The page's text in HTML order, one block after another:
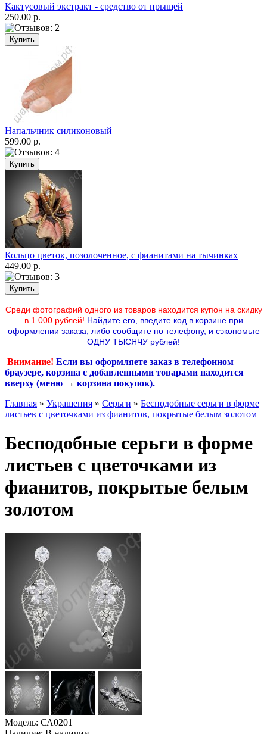
Кактусовый экстракт - средство от прыщей
250.00 р.
Напальчник силиконовый
599.00 р.
Кольцо цветок, позолоченное, с фианитами на тычинках
449.00 р.
Среди фотографий одного из товаров находится купон на скидку
в 1.000 рублей! Найдите его, введите код в корзине при
оформлении заказа, либо сообщите по телефону, и сэкономьте
ОДНУ ТЫСЯЧУ рублей!
Внимание! Если вы оформляете заказ в телефонном
браузере, корзина с добавленными товарами находится
вверху (меню → корзина покупок).
Главная » Украшения » Серьги » Бесподобные серьги в форме
листьев с цветочками из фианитов, покрытые белым золотом
Бесподобные серьги в форме
листьев с цветочками из
фианитов, покрытые белым
золотом
Модель: СА0201